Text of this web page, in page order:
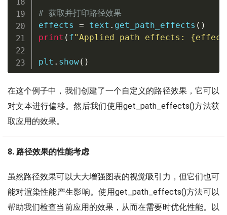
# 获取并打印路径效果
effects = text . get_path_effects ( )
print ( f"Applied path effects: {
plt . show( )
在这个例子中，我们创建了一个自定义的路径效果，它可以
对文本进行偏移。然后我们使用get_path_effects()方法获
取应用的效果。
8. 路径效果的性能考虑
虽然路径效果可以大大增强图表的视觉吸引力，但它们也可
能对渲染性能产生影响。使用get_path_effects()方法可以
帮助我们检查当前应用的效果，从而在需要时优化性能。以